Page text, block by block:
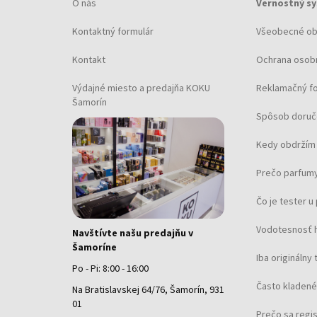
O nás
Kontaktný formulár
Kontakt
Výdajné miesto a predajňa KOKU
Šamorín
Navštívte našu predajňu v
Šamoríne
Po - Pi: 8:00 - 16:00
Na Bratislavskej 64/76, Šamorín, 931
01
Vernostný
Všeobecné
Ochrana
Reklamačný
Spôsob
Kedy
Prečo
Čo je tester u
Vodotesnosť
Iba originálny
Často
Prečo sa